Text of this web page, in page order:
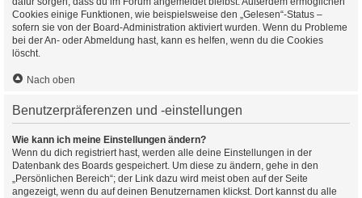
Cookies einige Funktionen, wie beispielsweise den „Gelesen“-Status –
sofern sie von der Board-Administration aktiviert wurden. Wenn du Probleme
bei der An- oder Abmeldung hast, kann es helfen, wenn du die Cookies
löscht.
Nach oben
Benutzerpräferenzen und -einstellungen
Wie kann ich meine Einstellungen ändern?
Wenn du dich registriert hast, werden alle deine Einstellungen in der
Datenbank des Boards gespeichert. Um diese zu ändern, gehe in den
„Persönlichen Bereich“; der Link dazu wird meist oben auf der Seite
angezeigt, wenn du auf deinen Benutzernamen klickst. Dort kannst du alle